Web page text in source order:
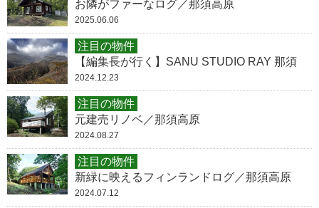
お隣がファーなログ／那須高原
2025.06.06
注目の物件
【編集長が行く】SANU STUDIO RAY 那須
2024.12.23
注目の物件
元建売リノベ／那須高原
2024.08.27
注目の物件
新緑に映えるフィンランドログ／那須高原
2024.07.12